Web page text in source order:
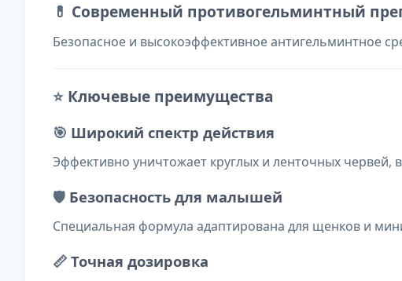
💊 Современный противогельминтный
Безопасное и высокоэффективное антигельминтное
⭐ Ключевые преимущества
🎯 Широкий спектр действия
Эффективно уничтожает круглых и ленточных
🛡️ Безопасность для малышей
Специальная формула адаптирована для щенков и
📏 Точная дозировка